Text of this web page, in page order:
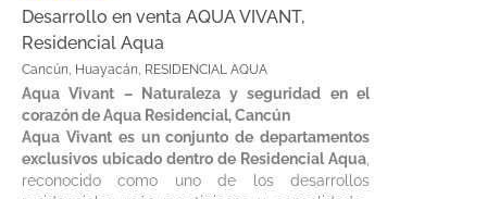
Desarrollo en venta AQUA VIVANT,
Residencial Aqua
Cancún, Huayacán, RESIDENCIAL AQUA
Aqua Vivant – Naturaleza y seguridad en el
corazón de Aqua Residencial, Cancún
Aqua Vivant es un conjunto de departamentos
exclusivos ubicado dentro de Residencial Aqua
reconocido como uno de los desarrollos